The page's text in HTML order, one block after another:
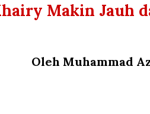
Makin Jauh
Oleh Muhammad